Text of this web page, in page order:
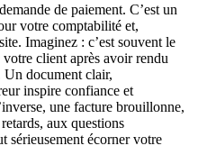
de paiement. C’est un
votre comptabilité et,
Imaginez : c’est souvent le
client après avoir rendu
document clair,
inspire confiance et
une facture brouillonne,
aux questions
sérieusement écorner votre